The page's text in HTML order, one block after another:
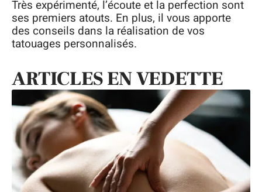
Très expérimenté, l’écoute et la perfection sont
ses premiers atouts. En plus, il vous apporte
des conseils dans la réalisation de vos
tatouages personnalisés.
ARTICLES EN VEDETTE